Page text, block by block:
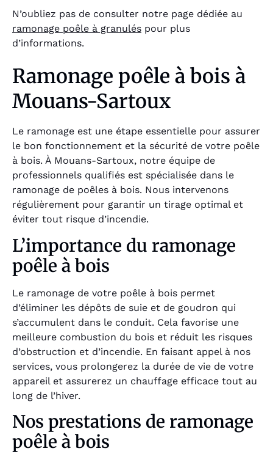
N’oubliez pas de consulter notre page dédiée au
ramonage poêle à granulés pour plus
d’informations.
Ramonage poêle à bois à
Mouans-Sartoux
Le ramonage est une étape essentielle pour assurer
le bon fonctionnement et la sécurité de votre poêle
à bois. À Mouans-Sartoux, notre équipe de
professionnels qualifiés est spécialisée dans le
ramonage de poêles à bois. Nous intervenons
régulièrement pour garantir un tirage optimal et
éviter tout risque d’incendie.
L’importance du ramonage
poêle à bois
Le ramonage de votre poêle à bois permet
d’éliminer les dépôts de suie et de goudron qui
s’accumulent dans le conduit. Cela favorise une
meilleure combustion du bois et réduit les risques
d’obstruction et d’incendie. En faisant appel à nos
services, vous prolongerez la durée de vie de votre
appareil et assurerez un chauffage efficace tout au
long de l’hiver.
Nos prestations de ramonage
poêle à bois